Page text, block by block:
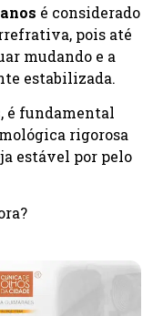
é considerado
pois até
mudando e a
estabilizada.
, é fundamental
rigorosa
estável por pelo